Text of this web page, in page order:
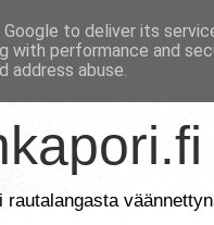
rautalangasta
to deliver its
with performance and
abuse.